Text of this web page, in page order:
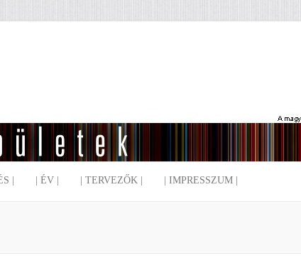
| | ÉV | | TERVEZŐK | | IMPRESSZUM |